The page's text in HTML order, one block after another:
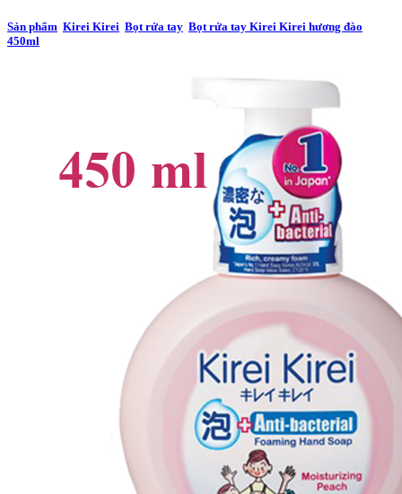
Sản phẩm Kirei Kirei Bọt rửa tay Bọt rửa tay Kirei Kirei hương đào
450ml